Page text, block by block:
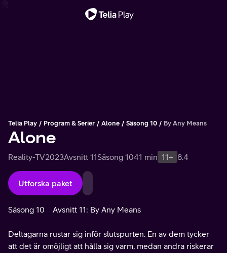
Telia Play Program & Serier Alone Säsong 10 By Any Means
Alone
Reality-TV2023Avsnitt 11Säsong 1041 min 11+ 8.4
Utforska paket
Säsong 10 Avsnitt 11: By Any Means
Deltagarna rustar sig inför slutspurten. En av dem tycker
att det är omöjligt att hålla sig varm, medan andra riskerar